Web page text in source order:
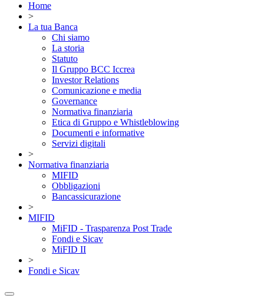
Home
>
La tua Banca
Chi siamo
La storia
Statuto
Il Gruppo BCC Iccrea
Investor Relations
Comunicazione e media
Governance
Normativa finanziaria
Etica di Gruppo e Whistleblowing
Documenti e informative
Servizi digitali
>
Normativa finanziaria
MIFID
Obbligazioni
Bancassicurazione
>
MIFID
MiFID - Trasparenza Post Trade
Fondi e Sicav
MiFID II
>
Fondi e Sicav